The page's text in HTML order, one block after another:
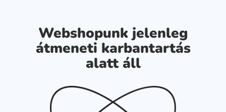
Webshopunk jelenleg
átmeneti karbantartás
alatt áll